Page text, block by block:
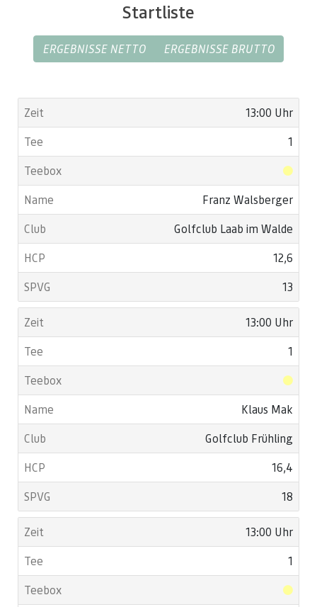
Startliste
ERGEBNISSE NETTO ERGEBNISSE BRUTTO
13:00 Uhr
1
Franz Walsberger
Golfclub Laab im Walde
12,6
13
13:00 Uhr
1
Klaus Mak
Golfclub Frühling
16,4
18
13:00 Uhr
1